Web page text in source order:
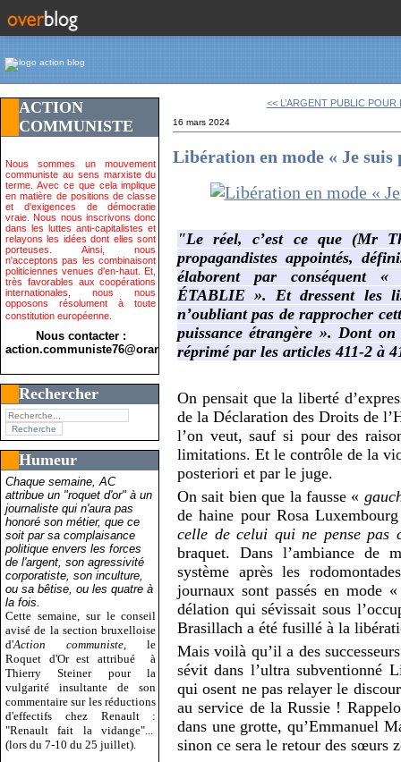
ACTION
COMMUNISTE
Nous sommes un mouvement
communiste au sens marxiste du
terme. Avec ce que cela implique
en matière de positions de classe
et d'exigences de démocratie
vraie. Nous nous inscrivons donc
dans les luttes anti-capitalistes et
relayons les idées dont elles sont
porteuses. Ainsi, nous
n'acceptons pas les combinaisont
politiciennes venues d'en-haut. Et,
très favorables aux coopérations
internationales, nous nous
opposons résolument à toute
constitution européenne.
Nous contacter :
action.communiste76@orange.fr>
Rechercher
Humeur
Chaque semaine, AC
attribue un "roquet d'or" à un
journaliste qui n'aura pas
honoré son métier, que ce
soit par sa complaisance
politique envers les forces
de l'argent, son agressivité
corporatiste, son inculture,
ou sa bêtise, ou les quatre à
la fois.
Cette semaine, sur le conseil
avisé de la section bruxelloise
d'Action communiste , le
Roquet d'Or est attribué
à
Thierry Steiner pour la
vulgarité insultante de son
commentaire sur les réductions
d'effectifs chez Renault :
"Renault fait la vidange"...
(lors du 7-10 du 25 juillet).
<< L’ARGENT PUBLIC POUR
16 mars 2024
Libération en mode « Je
"Le réel, c’est ce que (Mr
propagandistes appointés,
élaborent par conséquent «
ÉTABLIE ». Et dressent les
n’oubliant pas de rapprocher
puissance étrangère ». Dont
réprimé par les articles 411-2 à
On pensait que la liberté
de la Déclaration des Droits de
l’on veut, sauf si pour des
limitations. Et le contrôle de la
posteriori et par le juge.
On sait bien que la fausse «
de haine pour Rosa
celle de celui qui ne pense pas
braquet. Dans l’ambiance de
système après les
journaux sont passés en mode
délation qui sévissait sous
Brasillach a été fusillé à la
Mais voilà qu’il a des
sévit dans l’ultra subventionné
qui osent ne pas relayer le
au service de la Russie !
dans une grotte, qu’Emmanuel
sinon ce sera le retour des sœurs